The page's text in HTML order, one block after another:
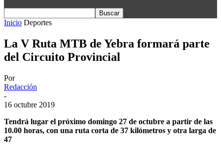
Inicio Deportes
La V Ruta MTB de Yebra formará parte
del Circuito Provincial
Por
Redacción
-
16 octubre 2019
Tendrá lugar el próximo domingo 27 de octubre a partir de las
10.00 horas, con una ruta corta de 37 kilómetros y otra larga de
47